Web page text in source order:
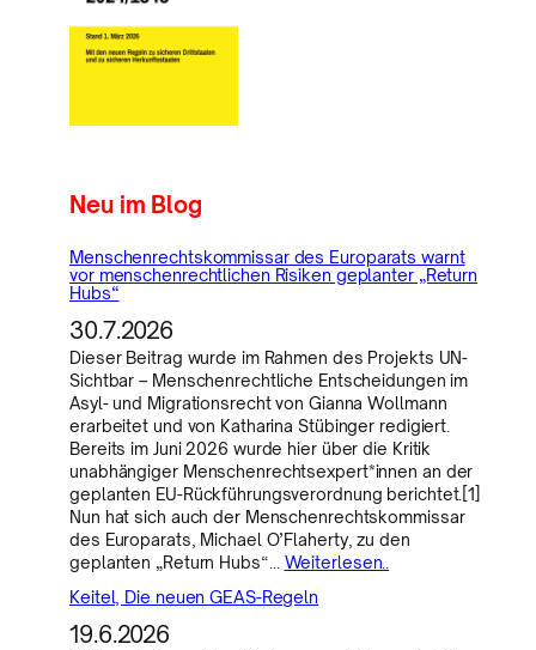
Neu im Blog
Menschenrechtskommissar des Europarats warnt
vor menschenrechtlichen Risiken geplanter „Return
Hubs“
30.7.2026
Dieser Beitrag wurde im Rahmen des Projekts UN-
Sichtbar – Menschenrechtliche Entscheidungen im
Asyl- und Migrationsrecht von Gianna Wollmann
erarbeitet und von Katharina Stübinger redigiert.
Bereits im Juni 2026 wurde hier über die Kritik
unabhängiger Menschenrechtsexpert*innen an der
geplanten EU-Rückführungsverordnung berichtet.[1]
Nun hat sich auch der Menschenrechtskommissar
des Europarats, Michael O’Flaherty, zu den
geplanten „Return Hubs“… Weiterlesen..
Keitel, Die neuen GEAS-Regeln
19.6.2026